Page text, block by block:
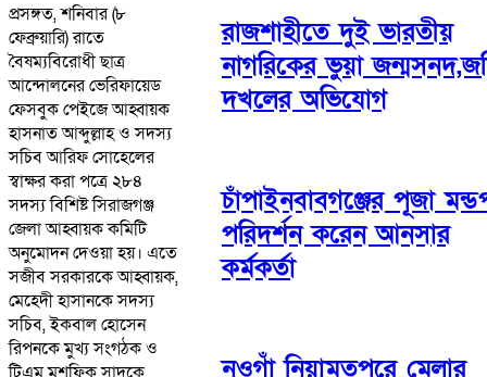
প্রসঙ্গত, শনিবার (৮
ফেব্রুয়ারি) রাতে
বৈষম্যবিরোধী ছাত্র
আন্দোলনের ভেরিফায়েড
ফেসবুক পেইজে আহ্বায়ক
হাসনাত আব্দুল্লাহ ও সদস্য
সচিব আরিফ সোহেলের
স্বাক্ষর করা পত্রে ২৮৪
সদস্য বিশিষ্ট সিরাজগঞ্জ
জেলা আহ্বায়ক কমিটি
অনুমোদন দেওয়া হয়। এতে
সজীব সরকারকে আহ্বায়ক,
মেহেদী হাসানকে সদস্য
সচিব, ইকবাল হোসেন
রিপনকে মুখ্য সংগঠক ও
রাজশাহীতে দুই ভারতীয়
নাগরিকের ভুয়া
দখলের অভিযোগ
চাঁপাইনবাবগঞ্জের পূজা
পরিদর্শন করেন আনসার
কর্মকর্তা
নওগাঁ নিয়ামতপুরে মেলার